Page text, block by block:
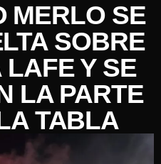
MERLO SE
SOBRE
LAFE Y SE
LA PARTE
TABLA